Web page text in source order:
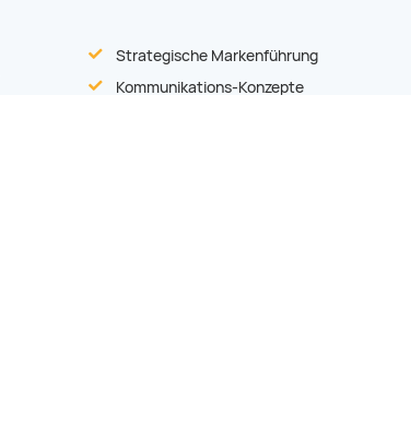
Strategische Markenführung
Kommunikations-Konzepte